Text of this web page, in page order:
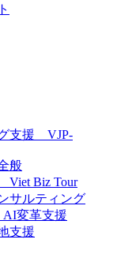
支援 VJP-
般
Viet Biz Tour
サルティング
変革支援
支援